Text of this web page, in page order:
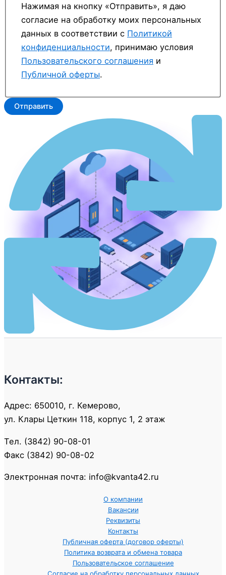
Нажимая на кнопку «Отправить», я даю
согласие на обработку моих персональных
данных в соответствии с Политикой
конфиденциальности, принимаю условия
Пользовательского соглашения и
Публичной оферты.
Отправить
Контакты:
Адрес: 650010, г. Кемерово,
ул. Клары Цеткин 118, корпус 1, 2 этаж
Тел. (3842) 90-08-01
Факс (3842) 90-08-02
Электронная почта: info@kvanta42.ru
О компании
Вакансии
Реквизиты
Контакты
Публичная оферта (договор оферты)
Политика возврата и обмена товара
Пользовательское соглашение